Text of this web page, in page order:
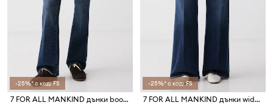
-25%* с код: FS
7 FOR ALL MANKIND дънки bootcut дамски
-25%* с код: FS
7 FOR ALL MANKIND дънки wide leg дамски